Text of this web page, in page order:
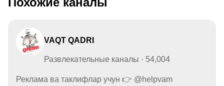
VAQT QADRI
Развлекательные каналы · 54,004
Реклама ва таклифлар учун 👉 @helpvam